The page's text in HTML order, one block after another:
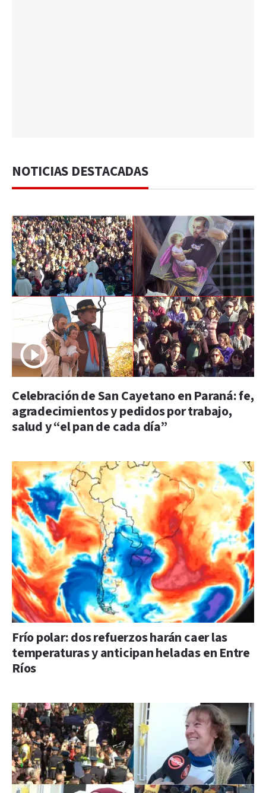
NOTICIAS DESTACADAS
Celebración de San Cayetano en Paraná: fe,
agradecimientos y pedidos por trabajo,
salud y “el pan de cada día”
Frío polar: dos refuerzos harán caer las
temperaturas y anticipan heladas en Entre
Ríos